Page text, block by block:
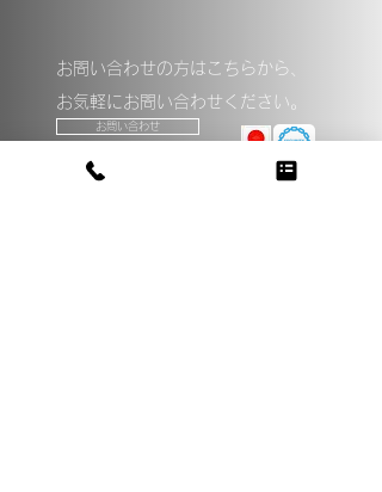
お問い合わせの方はこちらから、
​お気軽にお問い合わせください。
お問い合わせ